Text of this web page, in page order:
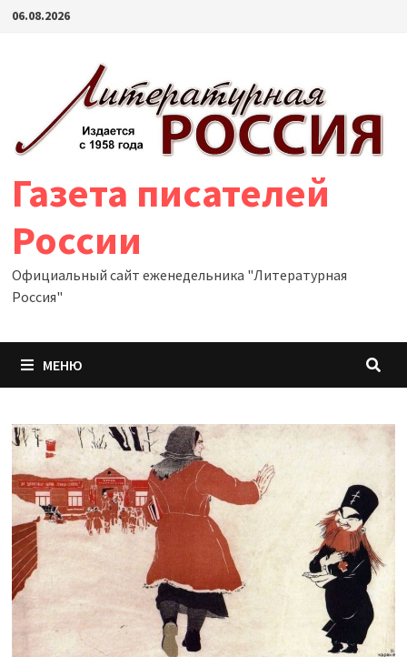
Перейти
06.08.2026
Газета писателей
России
Официальный сайт еженедельника "Литературная
Россия"
МЕНЮ